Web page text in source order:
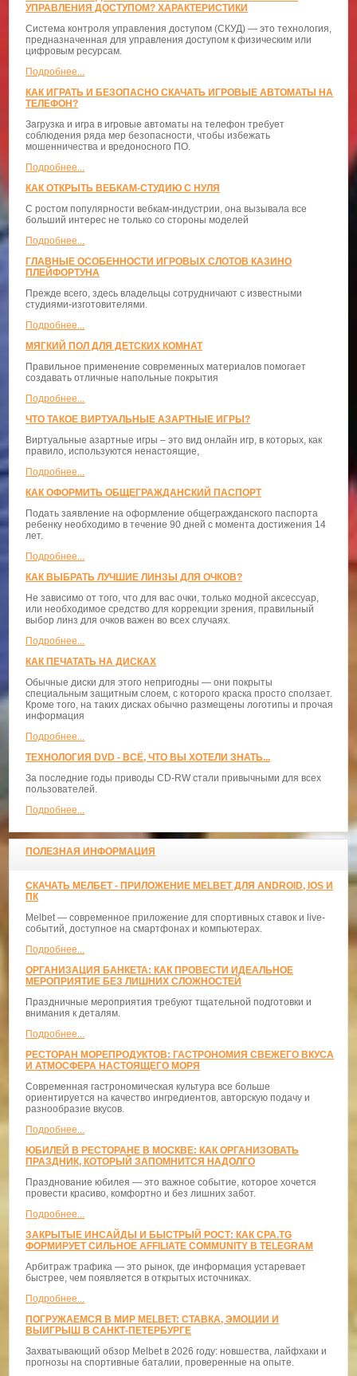
УПРАВЛЕНИЯ ДОСТУПОМ? ХАРАКТЕРИСТИКИ
Система контроля управления доступом (СКУД) — это технология,
предназначенная для управления доступом к физическим или
цифровым ресурсам.
Подробнее...
КАК ИГРАТЬ И БЕЗОПАСНО СКАЧАТЬ ИГРОВЫЕ АВТОМАТЫ НА
ТЕЛЕФОН?
Загрузка и игра в игровые автоматы на телефон требует
соблюдения ряда мер безопасности, чтобы избежать
мошенничества и вредоносного ПО.
Подробнее...
КАК ОТКРЫТЬ ВЕБКАМ-СТУДИЮ С НУЛЯ
С ростом популярности вебкам-индустрии, она вызывала все
больший интерес не только со стороны моделей
Подробнее...
ГЛАВНЫЕ ОСОБЕННОСТИ ИГРОВЫХ СЛОТОВ КАЗИНО
ПЛЕЙФОРТУНА
Прежде всего, здесь владельцы сотрудничают с известными
студиями-изготовителями.
Подробнее...
МЯГКИЙ ПОЛ ДЛЯ ДЕТСКИХ КОМНАТ
Правильное применение современных материалов помогает
создавать отличные напольные покрытия
Подробнее...
ЧТО ТАКОЕ ВИРТУАЛЬНЫЕ АЗАРТНЫЕ ИГРЫ?
Виртуальные азартные игры – это вид онлайн игр, в которых, как
правило, используются ненастоящие,
Подробнее...
КАК ОФОРМИТЬ ОБЩЕГРАЖДАНСКИЙ ПАСПОРТ
Подать заявление на оформление общегражданского паспорта
ребенку необходимо в течение 90 дней с момента достижения 14
лет.
Подробнее...
КАК ВЫБРАТЬ ЛУЧШИЕ ЛИНЗЫ ДЛЯ ОЧКОВ?
Не зависимо от того, что для вас очки, только модной аксессуар,
или необходимое средство для коррекции зрения, правильный
выбор линз для очков важен во всех случаях.
Подробнее...
КАК ПЕЧАТАТЬ НА ДИСКАХ
Обычные диски для этого непригодны — они покрыты
специальным защитным слоем, с которого краска просто сползает.
Кроме того, на таких дисках обычно размещены логотипы и прочая
информация
Подробнее...
ТЕХНОЛОГИЯ DVD - ВСЁ, ЧТО ВЫ ХОТЕЛИ ЗНАТЬ...
За последние годы приводы CD-RW стали привычными для всех
пользователей.
Подробнее...
ПОЛЕЗНАЯ ИНФОРМАЦИЯ
СКАЧАТЬ МЕЛБЕТ - ПРИЛОЖЕНИЕ MELBET ДЛЯ ANDROID, IOS И
ПК
Melbet — современное приложение для спортивных ставок и live-
событий, доступное на смартфонах и компьютерах.
Подробнее...
ОРГАНИЗАЦИЯ БАНКЕТА: КАК ПРОВЕСТИ ИДЕАЛЬНОЕ
МЕРОПРИЯТИЕ БЕЗ ЛИШНИХ СЛОЖНОСТЕЙ
Праздничные мероприятия требуют тщательной подготовки и
внимания к деталям.
Подробнее...
РЕСТОРАН МОРЕПРОДУКТОВ: ГАСТРОНОМИЯ СВЕЖЕГО ВКУСА
И АТМОСФЕРА НАСТОЯЩЕГО МОРЯ
Современная гастрономическая культура все больше
ориентируется на качество ингредиентов, авторскую подачу и
разнообразие вкусов.
Подробнее...
ЮБИЛЕЙ В РЕСТОРАНЕ В МОСКВЕ: КАК ОРГАНИЗОВАТЬ
ПРАЗДНИК, КОТОРЫЙ ЗАПОМНИТСЯ НАДОЛГО
Празднование юбилея — это важное событие, которое хочется
провести красиво, комфортно и без лишних забот.
Подробнее...
ЗАКРЫТЫЕ ИНСАЙДЫ И БЫСТРЫЙ РОСТ: КАК CPA.TG
ФОРМИРУЕТ СИЛЬНОЕ AFFILIATE COMMUNITY В TELEGRAM
Арбитраж трафика — это рынок, где информация устаревает
быстрее, чем появляется в открытых источниках.
Подробнее...
ПОГРУЖАЕМСЯ В МИР MELBET: СТАВКА, ЭМОЦИИ И
ВЫИГРЫШ В САНКТ-ПЕТЕРБУРГЕ
Захватывающий обзор Melbet в 2026 году: новшества, лайфхаки и
прогнозы на спортивные баталии, проверенные на опыте.